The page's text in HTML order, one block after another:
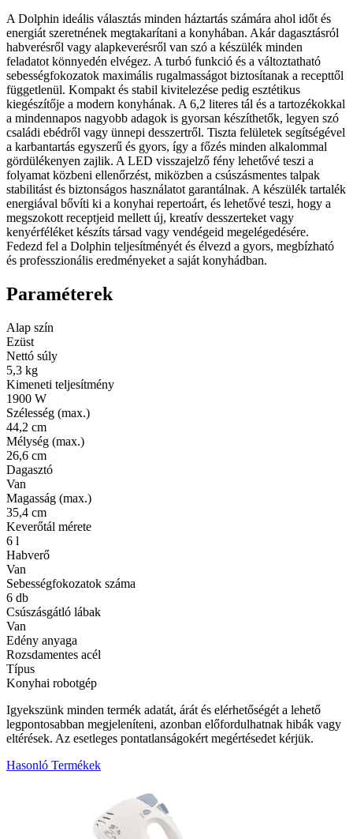
A Dolphin ideális választás minden háztartás számára ahol időt és
energiát szeretnének megtakarítani a konyhában. Akár dagasztásról
habverésről vagy alapkeverésről van szó a készülék minden
feladatot könnyedén elvégez. A turbó funkció és a változtatható
sebességfokozatok maximális rugalmasságot biztosítanak a recepttől
függetlenül. Kompakt és stabil kivitelezése pedig esztétikus
kiegészítője a modern konyhának. A 6,2 literes tál és a tartozékokkal
a mindennapos nagyobb adagok is gyorsan készíthetők, legyen szó
családi ebédről vagy ünnepi desszertről. Tiszta felületek segítségével
a karbantartás egyszerű és gyors, így a főzés minden alkalommal
gördülékenyen zajlik. A LED visszajelző fény lehetővé teszi a
folyamat közbeni ellenőrzést, miközben a csúszásmentes talpak
stabilitást és biztonságos használatot garantálnak. A készülék tartalék
energiával bővíti ki a konyhai repertoárt, és lehetővé teszi, hogy a
megszokott receptjeid mellett új, kreatív desszerteket vagy
kenyérféléket készíts társad vagy vendégeid megelégedésére.
Fedezd fel a Dolphin teljesítményét és élvezd a gyors, megbízható
és professzionális eredményeket a saját konyhádban.
Paraméterek
Alap szín
Ezüst
Nettó súly
5,3 kg
Kimeneti teljesítmény
1900 W
Szélesség (max.)
44,2 cm
Mélység (max.)
26,6 cm
Dagasztó
Van
Magasság (max.)
35,4 cm
Keverőtál mérete
6 l
Habverő
Van
Sebességfokozatok száma
6 db
Csúszásgátló lábak
Van
Edény anyaga
Rozsdamentes acél
Típus
Konyhai robotgép
Igyekszünk minden termék adatát, árát és elérhetőségét a lehető
legpontosabban megjeleníteni, azonban előfordulhatnak hibák vagy
eltérések. Az esetleges pontatlanságokért megértésedet kérjük.
Hasonló Termékek